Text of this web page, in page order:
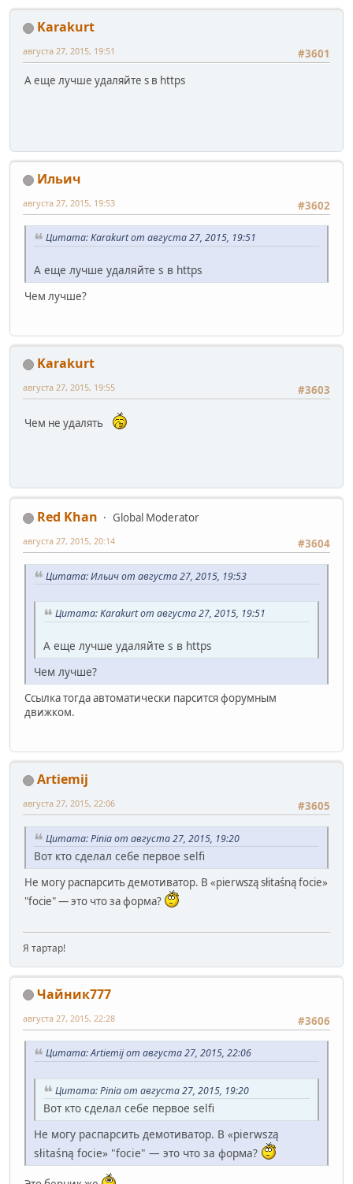
Karakurt
#3601
августа 27, 2015, 19:51
А еще лучше удаляйте s в https
Ильич
#3602
августа 27, 2015, 19:53
Цитата: Karakurt от августа 27, 2015, 19:51
А еще лучше удаляйте s в https
Чем лучше?
Karakurt
#3603
августа 27, 2015, 19:55
Чем не удалять
Red Khan
Global Moderator
#3604
августа 27, 2015, 20:14
Цитата: Ильич от августа 27, 2015, 19:53
Цитата: Karakurt от августа 27, 2015, 19:51
А еще лучше удаляйте s в https
Чем лучше?
Ссылка тогда автоматически парсится форумным
движком.
Artiemij
#3605
августа 27, 2015, 22:06
Цитата: Pinia от августа 27, 2015, 19:20
Вот кто сделал себе первое selfi
Не могу распарсить демотиватор. В «pierwszą słitaśną focie»
"focie" — это что за форма?
Я тартар!
Чайник777
#3606
августа 27, 2015, 22:28
Цитата: Artiemij от августа 27, 2015, 22:06
Цитата: Pinia от августа 27, 2015, 19:20
Вот кто сделал себе первое selfi
Не могу распарсить демотиватор. В «pierwszą
słitaśną focie» "focie" — это что за форма?